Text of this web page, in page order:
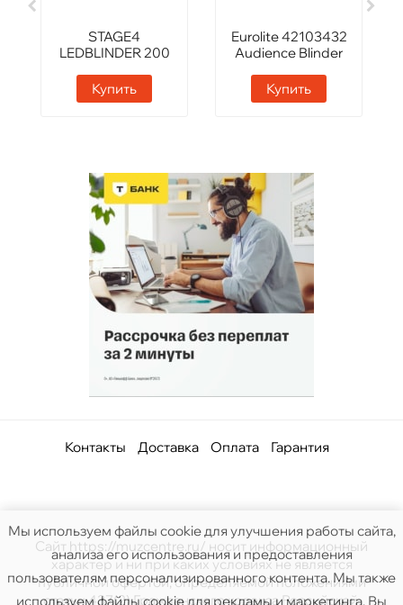
STAGE4
LEDBLINDER 200
Купить
Eurolite 42103432
Audience Blinder
Купить
Контакты Доставка Оплата Гарантия
Сайт https://muzcentre.ru/ носит информационный
характер и ни при каких условиях не является
публичной офертой, определяемой положениями
статьи 437(2) Гражданского кодекса Российской.
Мы используем файлы cookie для улучшения работы сайта,
анализа его использования и предоставления
пользователям персонализированного контента. Мы также
используем файлы cookie для рекламы и маркетинга. Вы